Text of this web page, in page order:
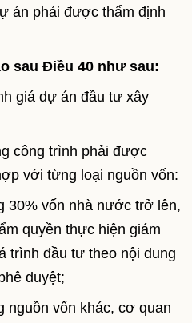
án phải được thẩm định
sau Điều 40 như sau:
giá dự án đầu tư xây
công trình phải được
với từng loại nguồn vốn:
30% vốn nhà nước trở lên,
quyền thực hiện giám
trình đầu tư theo nội dung
duyệt;
vốn khác, cơ quan